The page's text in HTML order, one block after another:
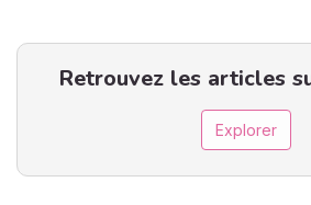
Retrouvez les articles
Explorer